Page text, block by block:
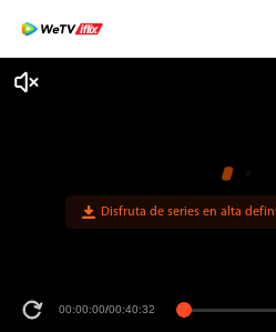
Disfruta de series en alta
00:00:00/00:40:32